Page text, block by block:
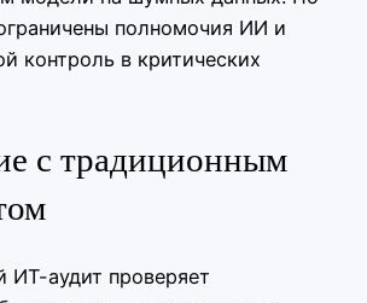
полномочия ИИ и
контроль в критических
с традиционным
ИТ-аудит проверяет